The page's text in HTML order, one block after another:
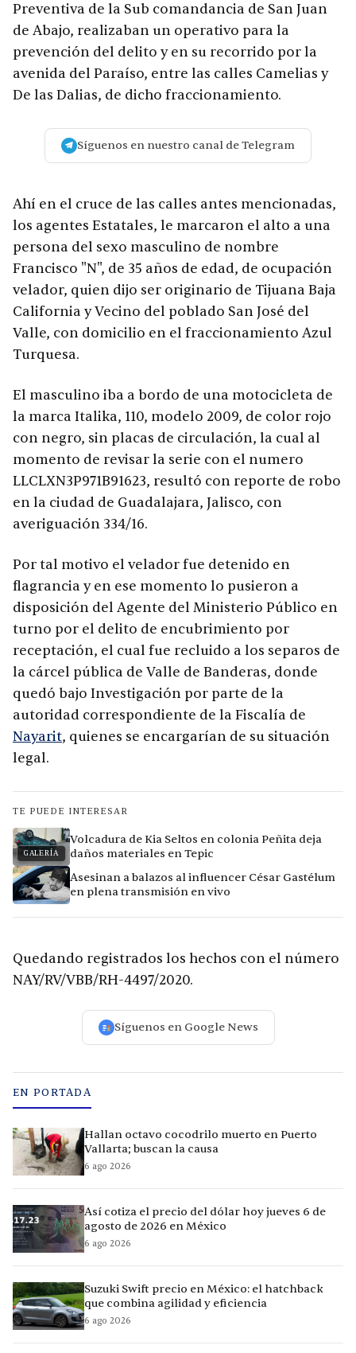
Preventiva de la Sub comandancia de San Juan
de Abajo, realizaban un operativo para la
prevención del delito y en su recorrido por la
avenida del Paraíso, entre las calles Camelias y
De las Dalias, de dicho fraccionamiento.
Síguenos en nuestro canal de Telegram
Ahí en el cruce de las calles antes mencionadas,
los agentes Estatales, le marcaron el alto a una
persona del sexo masculino de nombre
Francisco "N", de 35 años de edad, de ocupación
velador, quien dijo ser originario de Tijuana Baja
California y Vecino del poblado San José del
Valle, con domicilio en el fraccionamiento Azul
Turquesa.
El masculino iba a bordo de una motocicleta de
la marca Italika, 110, modelo 2009, de color rojo
con negro, sin placas de circulación, la cual al
momento de revisar la serie con el numero
LLCLXN3P971B91623, resultó con reporte de robo
en la ciudad de Guadalajara, Jalisco, con
averiguación 334/16.
Por tal motivo el velador fue detenido en
flagrancia y en ese momento lo pusieron a
disposición del Agente del Ministerio Público en
turno por el delito de encubrimiento por
receptación, el cual fue recluido a los separos de
la cárcel pública de Valle de Banderas, donde
quedó bajo Investigación por parte de la
autoridad correspondiente de la Fiscalía de
Nayarit, quienes se encargarían de su situación
legal.
TE PUEDE INTERESAR
GALERÍA
Volcadura de Kia Seltos en colonia Peñita deja
daños materiales en Tepic
Asesinan a balazos al influencer César Gastélum
en plena transmisión en vivo
Quedando registrados los hechos con el número
NAY/RV/VBB/RH-4497/2020.
Síguenos en Google News
EN PORTADA
Hallan octavo cocodrilo muerto en Puerto
Vallarta; buscan la causa
6 ago 2026
Así cotiza el precio del dólar hoy jueves 6 de
agosto de 2026 en México
6 ago 2026
Suzuki Swift precio en México: el hatchback
que combina agilidad y eficiencia
6 ago 2026